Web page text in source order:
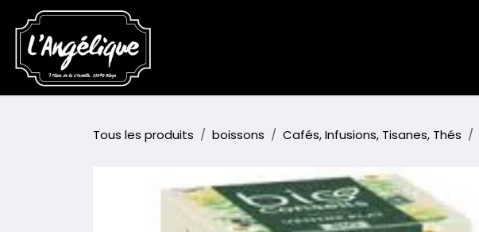
Se rendre au contenu
Tous les produits boissons Cafés, Infusions, Tisanes, Thés